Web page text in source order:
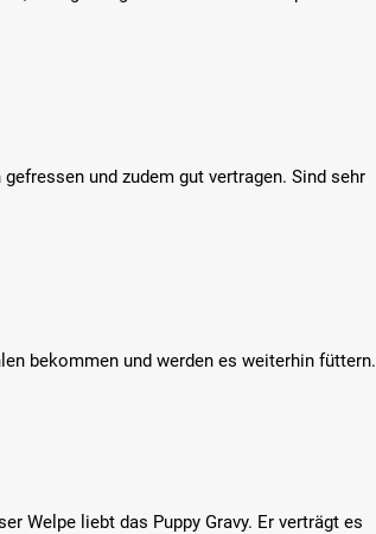
und zudem gut vertragen. Sind sehr
bekommen und werden es weiterhin füttern.
Welpe liebt das Puppy Gravy. Er verträgt es